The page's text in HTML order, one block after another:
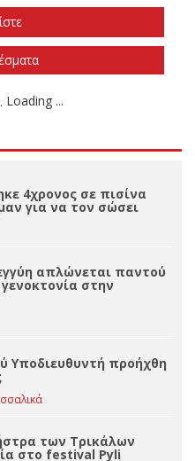
του 2026
του 2027
δεν απαντώ
4χρονος σε πισίνα
για να τον σώσει
στην
Υποδιευθυντή προήχθη